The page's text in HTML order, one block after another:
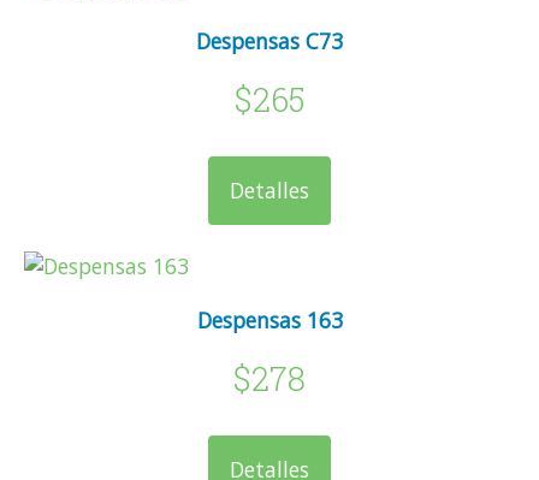
Despensas C73
$265
Detalles
Despensas 163
$278
Detalles